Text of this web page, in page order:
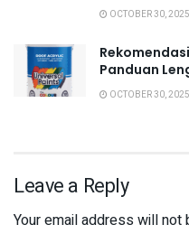
OCTOBER 30, 2025
Panduan
OCTOBER 30, 2025
Leave a Reply
Your email address will not